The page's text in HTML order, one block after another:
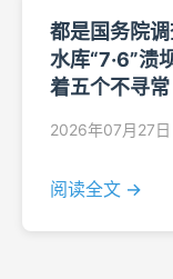
都是国务院
水库“7·6”溃
着五个不寻常
2026年07月27日
阅读全文 →